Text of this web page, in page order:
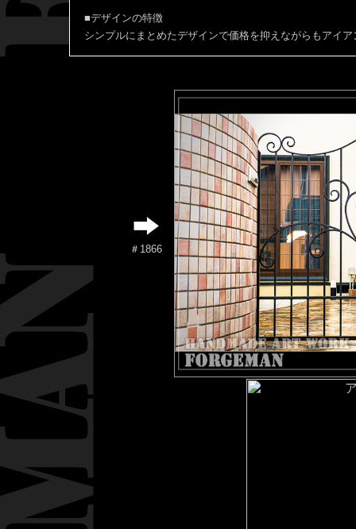
■デザインの特徴
シンプルにまとめたデザインで価格を抑えながらもアイ
＃1866